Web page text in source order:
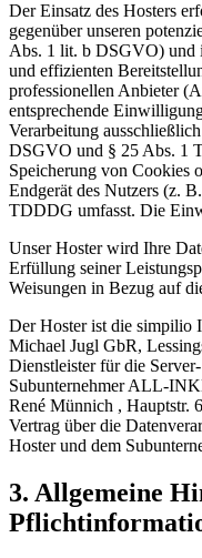
Der Einsatz des Hosters
gegenüber unseren
Abs. 1 lit. b DSGVO) und
und effizienten
professionellen Anbieter
entsprechende
Verarbeitung
DSGVO und § 25 Abs. 1
Speicherung von Cookies
Endgerät des Nutzers (z.
TDDDG umfasst. Die
Unser Hoster wird Ihre
Erfüllung seiner
Weisungen in Bezug auf
Der Hoster ist die simpilio
Michael Jugl GbR,
Dienstleister für die
Subunternehmer ALL-
René Münnich , Hauptstr.
Vertrag über die
Hoster und dem
3. Allgemeine